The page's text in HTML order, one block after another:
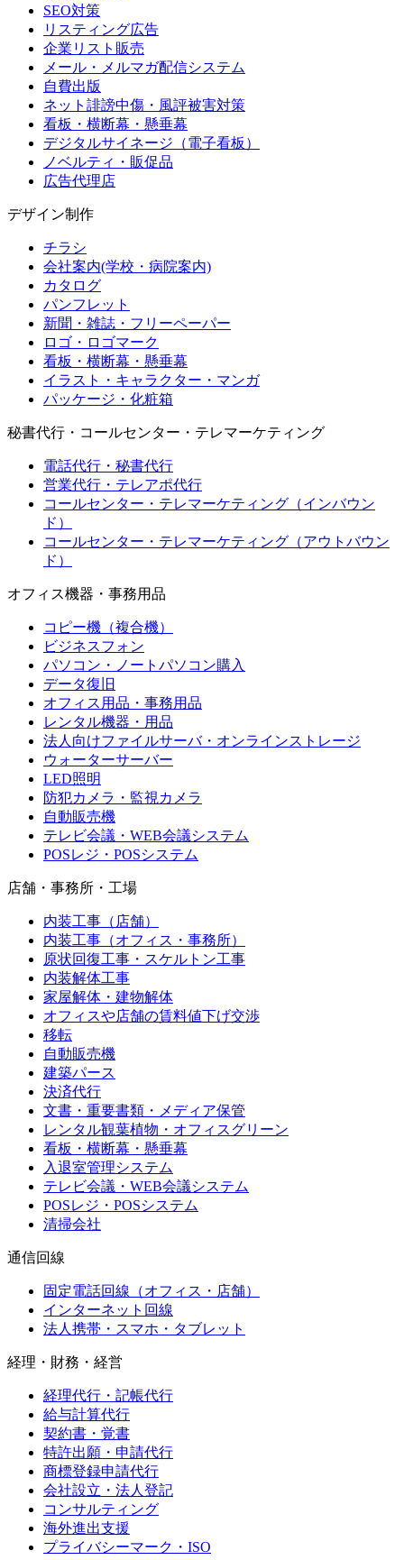
SEO対策
リスティング広告
企業リスト販売
メール・メルマガ配信システム
自費出版
ネット誹謗中傷・風評被害対策
看板・横断幕・懸垂幕
デジタルサイネージ（電子看板）
ノベルティ・販促品
広告代理店
デザイン制作
チラシ
会社案内(学校・病院案内)
カタログ
パンフレット
新聞・雑誌・フリーペーパー
ロゴ・ロゴマーク
看板・横断幕・懸垂幕
イラスト・キャラクター・マンガ
パッケージ・化粧箱
秘書代行・コールセンター・テレマーケティング
電話代行・秘書代行
営業代行・テレアポ代行
コールセンター・テレマーケティング（インバウン
ド）
コールセンター・テレマーケティング（アウトバウン
ド）
オフィス機器・事務用品
コピー機（複合機）
ビジネスフォン
パソコン・ノートパソコン購入
データ復旧
オフィス用品・事務用品
レンタル機器・用品
法人向けファイルサーバ・オンラインストレージ
ウォーターサーバー
LED照明
防犯カメラ・監視カメラ
自動販売機
テレビ会議・WEB会議システム
POSレジ・POSシステム
店舗・事務所・工場
内装工事（店舗）
内装工事（オフィス・事務所）
原状回復工事・スケルトン工事
内装解体工事
家屋解体・建物解体
オフィスや店舗の賃料値下げ交渉
移転
自動販売機
建築パース
決済代行
文書・重要書類・メディア保管
レンタル観葉植物・オフィスグリーン
看板・横断幕・懸垂幕
入退室管理システム
テレビ会議・WEB会議システム
POSレジ・POSシステム
清掃会社
通信回線
固定電話回線（オフィス・店舗）
インターネット回線
法人携帯・スマホ・タブレット
経理・財務・経営
経理代行・記帳代行
給与計算代行
契約書・覚書
特許出願・申請代行
商標登録申請代行
会社設立・法人登記
コンサルティング
海外進出支援
プライバシーマーク・ISO